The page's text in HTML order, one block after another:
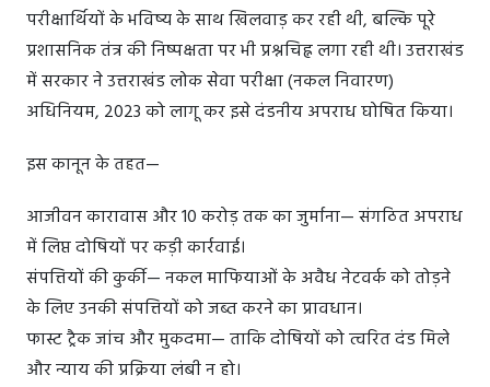
परीक्षार्थियों के भविष्य के साथ खिलवाड़ कर रही थी, बल्कि पूरे
प्रशासनिक तंत्र की निष्पक्षता पर भी प्रश्नचिह्न लगा रही थी। उत्तराखंड
में सरकार ने उत्तराखंड लोक सेवा परीक्षा (नकल निवारण)
अधिनियम, 2023 को लागू कर इसे दंडनीय अपराध घोषित किया।
इस कानून के तहत—
आजीवन कारावास और 10 करोड़ तक का जुर्माना— संगठित अपराध
में लिप्त दोषियों पर कड़ी कार्रवाई।
संपत्तियों की कुर्की— नकल माफियाओं के अवैध नेटवर्क को तोड़ने
के लिए उनकी संपत्तियों को जब्त करने का प्रावधान।
फास्ट ट्रैक जांच और मुकदमा— ताकि दोषियों को त्वरित दंड मिले
और न्याय की प्रक्रिया लंबी न हो।